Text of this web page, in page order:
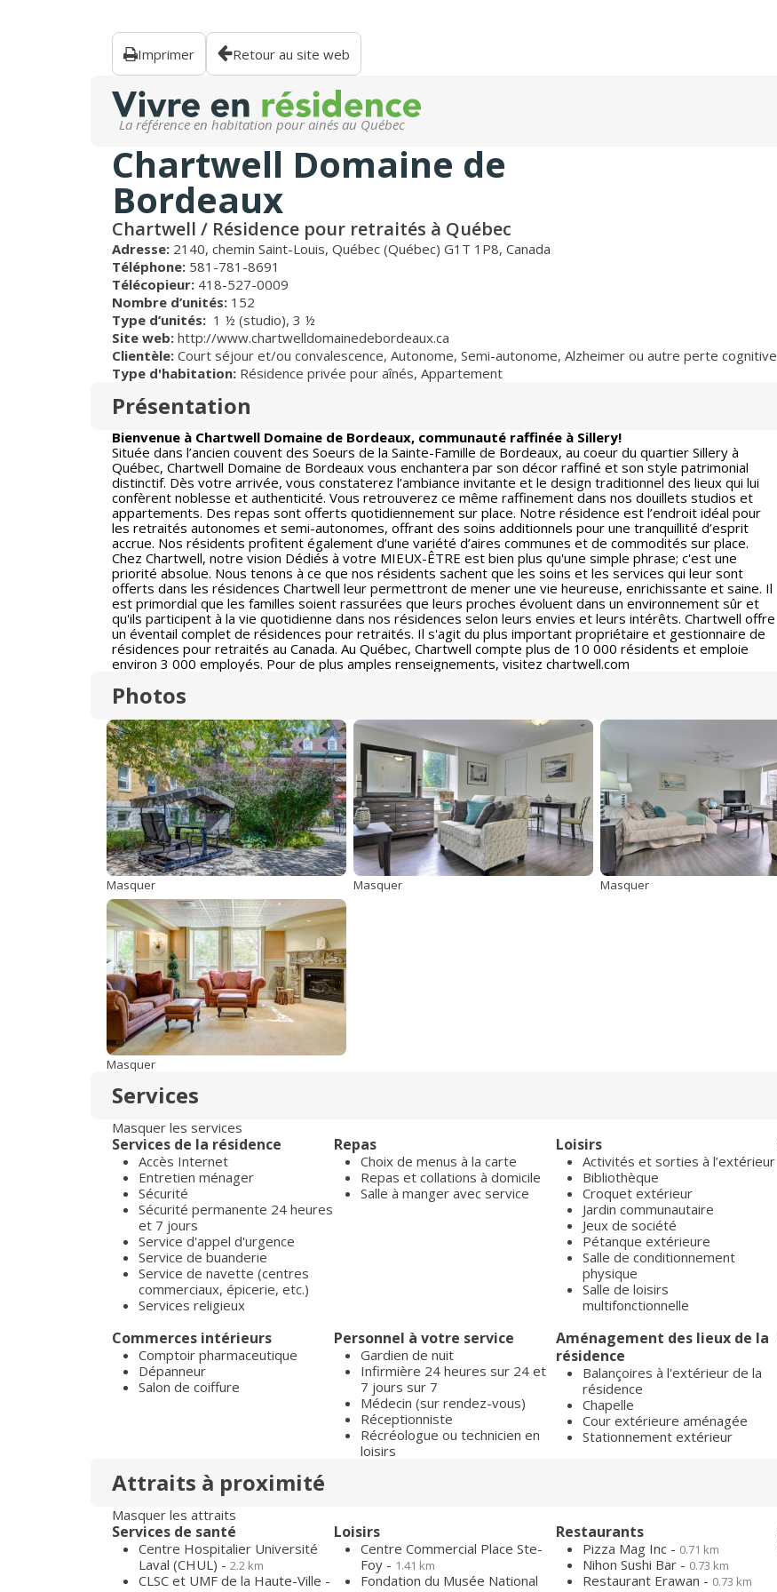
Imprimer Retour au site web
La référence en habitation pour ainés au Québec
Chartwell Domaine de
Bordeaux
Chartwell / Résidence pour retraités à Québec
Adresse: 2140, chemin Saint-Louis, Québec (Québec) G1T 1P8, Canada
Téléphone: 581-781-8691
Télécopieur: 418-527-0009
Nombre d’unités: 152
Type d’unités: 1 ½ (studio), 3 ½
Site web: http://www.chartwelldomainedebordeaux.ca
Clientèle: Court séjour et/ou convalescence, Autonome, Semi-autonome, Alzheimer ou autre perte cognitive
Type d'habitation: Résidence privée pour aînés, Appartement
Présentation
Bienvenue à Chartwell Domaine de Bordeaux, communauté raffinée à Sillery!
Située dans l’ancien couvent des Soeurs de la Sainte-Famille de Bordeaux, au coeur du quartier Sillery à
Québec, Chartwell Domaine de Bordeaux vous enchantera par son décor raffiné et son style patrimonial
distinctif. Dès votre arrivée, vous constaterez l’ambiance invitante et le design traditionnel des lieux qui lui
confèrent noblesse et authenticité. Vous retrouverez ce même raffinement dans nos douillets studios et
appartements. Des repas sont offerts quotidiennement sur place. Notre résidence est l’endroit idéal pour
les retraités autonomes et semi-autonomes, offrant des soins additionnels pour une tranquillité d’esprit
accrue. Nos résidents profitent également d’une variété d’aires communes et de commodités sur place.
Chez Chartwell, notre vision Dédiés à votre MIEUX-ÊTRE est bien plus qu'une simple phrase; c'est une
priorité absolue. Nous tenons à ce que nos résidents sachent que les soins et les services qui leur sont
offerts dans les résidences Chartwell leur permettront de mener une vie heureuse, enrichissante et saine. Il
est primordial que les familles soient rassurées que leurs proches évoluent dans un environnement sûr et
qu'ils participent à la vie quotidienne dans nos résidences selon leurs envies et leurs intérêts. Chartwell offre
un éventail complet de résidences pour retraités. Il s'agit du plus important propriétaire et gestionnaire de
résidences pour retraités au Canada. Au Québec, Chartwell compte plus de 10 000 résidents et emploie
environ 3 000 employés. Pour de plus amples renseignements, visitez chartwell.com
Photos
Masquer Masquer Masquer
Masquer
Services
Masquer les services
Services de la résidence
Accès Internet
Entretien ménager
Sécurité
Sécurité permanente 24 heures
et 7 jours
Service d'appel d'urgence
Service de buanderie
Service de navette (centres
commerciaux, épicerie, etc.)
Services religieux
Repas
Choix de menus à la carte
Repas et collations à domicile
Salle à manger avec service
Loisirs
Activités et sorties à l’extérieur
Bibliothèque
Croquet extérieur
Jardin communautaire
Jeux de société
Pétanque extérieure
Salle de conditionnement
physique
Salle de loisirs
multifonctionnelle
Commerces intérieurs
Comptoir pharmaceutique
Dépanneur
Salon de coiffure
Personnel à votre service
Gardien de nuit
Infirmière 24 heures sur 24 et
7 jours sur 7
Médecin (sur rendez-vous)
Réceptionniste
Récréologue ou technicien en
loisirs
Aménagement des lieux de la
résidence
Balançoires à l'extérieur de la
résidence
Chapelle
Cour extérieure aménagée
Stationnement extérieur
Attraits à proximité
Masquer les attraits
Services de santé
Centre Hospitalier Université
Laval (CHUL) - 2.2 km
CLSC et UMF de la Haute-Ville -
Loisirs
Centre Commercial Place Ste-
Foy - 1.41 km
Fondation du Musée National
Restaurants
Pizza Mag Inc - 0.71 km
Nihon Sushi Bar - 0.73 km
Restaurant Erawan - 0.73 km